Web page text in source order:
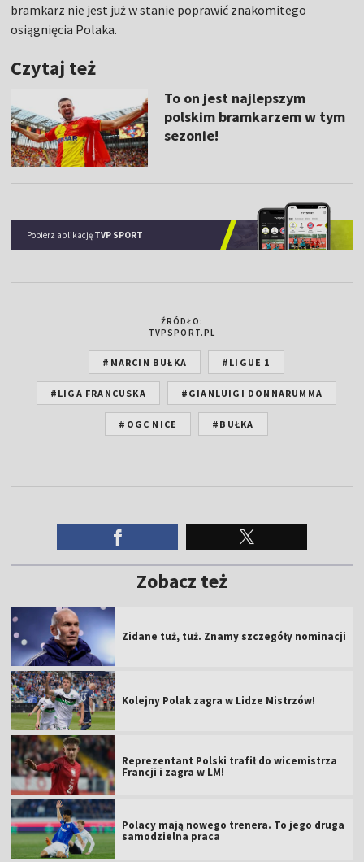
bramkarz nie jest już w stanie poprawić znakomitego
osiągnięcia Polaka.
Czytaj też
To on jest najlepszym
polskim bramkarzem w tym
sezonie!
Pobierz aplikację TVP SPORT
ŹRÓDŁO:
TVPSPORT.PL
#MARCIN BUŁKA #LIGUE 1
#LIGA FRANCUSKA #GIANLUIGI DONNARUMMA
#OGC NICE #BUŁKA
Zobacz też
Zidane tuż, tuż. Znamy szczegóły nominacji
Kolejny Polak zagra w Lidze Mistrzów!
Reprezentant Polski trafił do wicemistrza
Francji i zagra w LM!
Polacy mają nowego trenera. To jego druga
samodzielna praca